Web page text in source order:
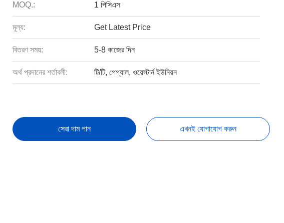
MOQ.: 1 পিসিএস
মূল্য: Get Latest Price
বিতরণ সময়: 5-8 কাজের দিন
অর্থ প্রদানের শর্তাবলী: টি/টি, পেপ্যাল, ওয়েস্টার্ন ইউনিয়ন
সেরা দাম পান এখনই যোগাযোগ করুন